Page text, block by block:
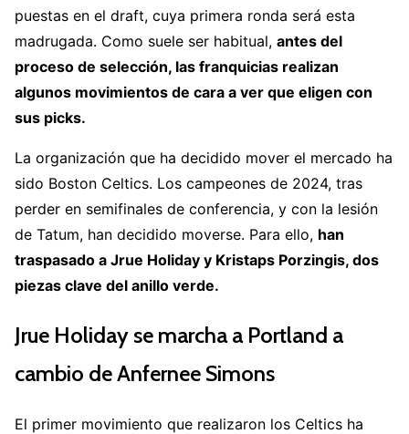
puestas en el draft, cuya primera ronda será esta
madrugada. Como suele ser habitual, antes del
proceso de selección, las franquicias realizan
algunos movimientos de cara a ver que eligen con
sus picks.
La organización que ha decidido mover el mercado ha
sido Boston Celtics. Los campeones de 2024, tras
perder en semifinales de conferencia, y con la lesión
de Tatum, han decidido moverse. Para ello, han
traspasado a Jrue Holiday y Kristaps Porzingis, dos
piezas clave del anillo verde.
Jrue Holiday se marcha a Portland a
cambio de Anfernee Simons
El primer movimiento que realizaron los Celtics ha